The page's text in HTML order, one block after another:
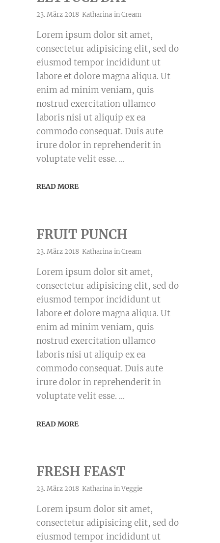
23. März 2018 Katharina inCream
Lorem ipsum dolor sit amet,
consectetur adipisicing elit, sed do
eiusmod tempor incididunt ut
labore et dolore magna aliqua. Ut
enim ad minim veniam, quis
nostrud exercitation ullamco
laboris nisi ut aliquip ex ea
commodo consequat. Duis aute
irure dolor in reprehenderit in
voluptate velit esse.
READ MORE
FRUIT PUNCH
23. März 2018 Katharina inCream
Lorem ipsum dolor sit amet,
consectetur adipisicing elit, sed do
eiusmod tempor incididunt ut
labore et dolore magna aliqua. Ut
enim ad minim veniam, quis
nostrud exercitation ullamco
laboris nisi ut aliquip ex ea
commodo consequat. Duis aute
irure dolor in reprehenderit in
voluptate velit esse.
READ MORE
FRESH FEAST
23. März 2018 Katharina inVeggie
Lorem ipsum dolor sit amet,
consectetur adipisicing elit, sed do
eiusmod tempor incididunt ut